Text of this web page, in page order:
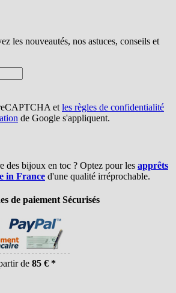
les nouveautés, nos astuces, conseils et
etles règles de confidentialité
de Google s'appliquent.
des bijoux en toc ? Optez pour les apprêts
in France d'une qualité irréprochable.
de paiement Sécurisés
de 85 € *